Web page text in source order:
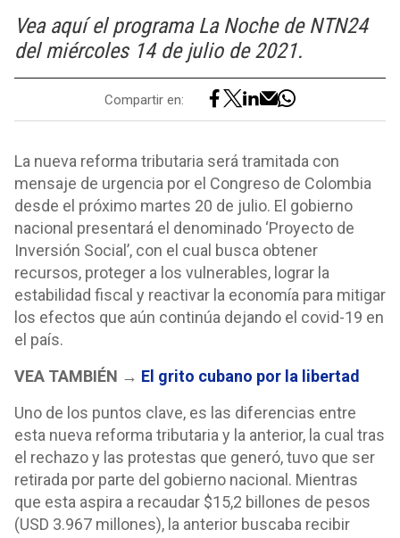
Vea aquí el programa La Noche de NTN24
del miércoles 14 de julio de 2021.
Compartir en:
La nueva reforma tributaria será tramitada con
mensaje de urgencia por el Congreso de Colombia
desde el próximo martes 20 de julio. El gobierno
nacional presentará el denominado ‘Proyecto de
Inversión Social’, con el cual busca obtener
recursos, proteger a los vulnerables, lograr la
estabilidad fiscal y reactivar la economía para mitigar
los efectos que aún continúa dejando el covid-19 en
el país.
VEA TAMBIÉN → El grito cubano por la libertad
Uno de los puntos clave, es las diferencias entre
esta nueva reforma tributaria y la anterior, la cual tras
el rechazo y las protestas que generó, tuvo que ser
retirada por parte del gobierno nacional. Mientras
que esta aspira a recaudar $15,2 billones de pesos
(USD 3.967 millones), la anterior buscaba recibir